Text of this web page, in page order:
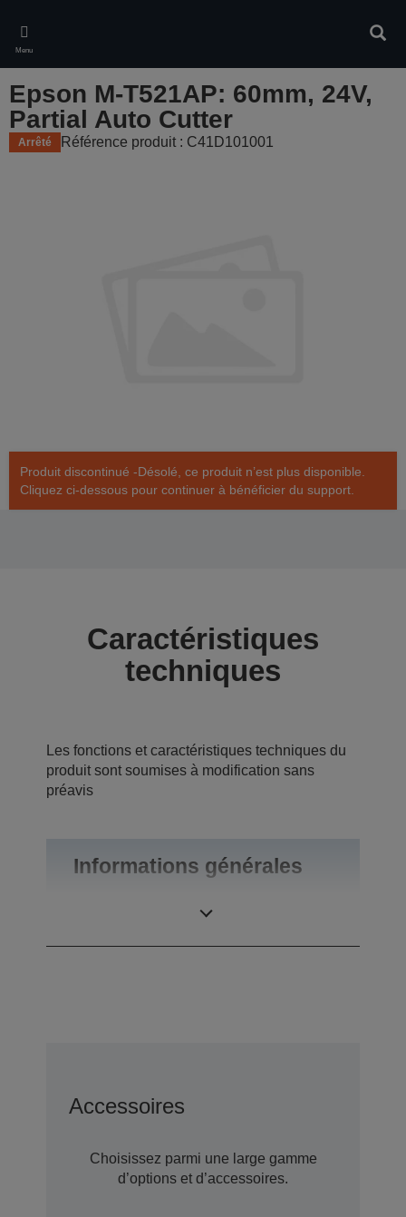
main
content
Menu
Epson M-T521AP: 60mm, 24V,
Partial Auto Cutter
Arrêté Référence produit : C41D101001
Produit discontinué -Désolé, ce produit n’est plus disponible.
Cliquez ci-dessous pour continuer à bénéficier du support.
Caractéristiques
techniques
Les fonctions et caractéristiques techniques du
produit sont soumises à modification sans
préavis
Informations générales
Accessoires
Choisissez parmi une large gamme
d’options et d’accessoires.